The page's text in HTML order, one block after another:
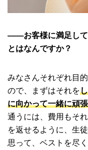
――お客様に満足して
とはなんですか？
みなさんそれぞれ目
ので、まずはそれを
に向かって一緒に頑
通うには、費用もそ
を返せるように、生
思って、ベストを尽